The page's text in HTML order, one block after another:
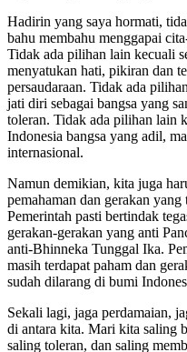
Hadirin yang saya hormati,
bahu membahu menggapai
Tidak ada pilihan lain kecuali
menyatukan hati, pikiran dan
persaudaraan. Tidak ada
jati diri sebagai bangsa yang
toleran. Tidak ada pilihan lain
Indonesia bangsa yang adil,
internasional.
Namun demikian, kita juga
pemahaman dan gerakan
Pemerintah pasti bertindak
gerakan-gerakan yang anti
anti-Bhinneka Tunggal Ika.
masih terdapat paham dan
sudah dilarang di bumi
Sekali lagi, jaga perdamaian,
di antara kita. Mari kita saling
saling toleran, dan saling